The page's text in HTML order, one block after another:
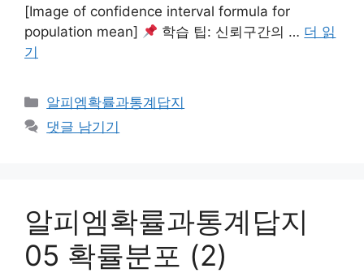
[Image of confidence interval formula for
population mean]
학습 팁: 신뢰구간의 … 더 읽
기
카
테
알피엠확률과통계답지
댓글 남기기
알피엠확률과통계답지
05 확률분포 (2)